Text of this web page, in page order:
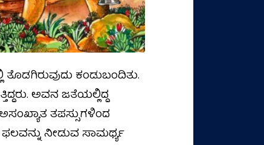
ಕಂಡುಬಂದಿತು.
ಅವನ ಜತೆಯಲ್ಲಿದ್ದ
ತಪಸ್ಸುಗಳಿಂದ
ಫಲವನ್ನು ನೀಡುವ ಸಾಮರ್ಥ್ಯ